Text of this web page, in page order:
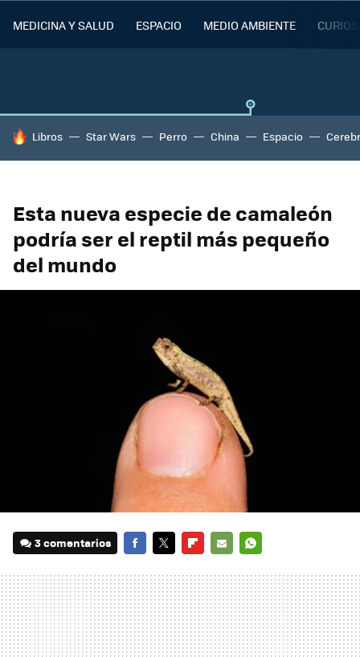
MEDICINA Y SALUD ESPACIO MEDIO AMBIENTE
HOY SE HABLA DE
Libros Star Wars Perro China Espacio
Esta nueva especie de camaleón
podría ser el reptil más pequeño
del mundo
3 comentarios
MAIL